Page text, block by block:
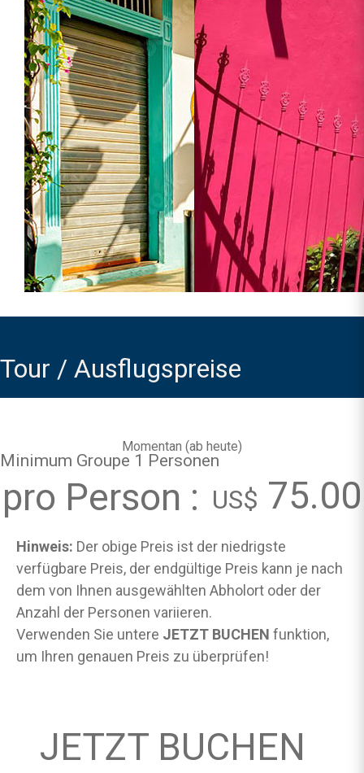
Tour / Ausflugspreise
Momentan (ab heute)
Minimum Groupe 1 Personen
pro Person : US$ 75.00
Hinweis: Der obige Preis ist der niedrigste
verfügbare Preis, der endgültige Preis kann je nach
dem von Ihnen ausgewählten Abholort oder der
Anzahl der Personen variieren.
Verwenden Sie untere JETZT BUCHEN funktion,
um Ihren genauen Preis zu überprüfen!
JETZT BUCHEN